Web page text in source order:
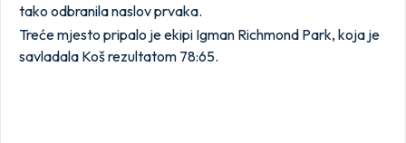
tako odbranila naslov prvaka.
Treće mjesto pripalo je ekipi Igman Richmond Park, koja je
savladala Koš rezultatom 78:65.